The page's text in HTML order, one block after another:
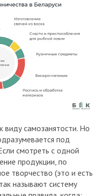
виду самозанятости. Но
под
смотреть с одной
продукции, по
творчество (это и есть
называют систему